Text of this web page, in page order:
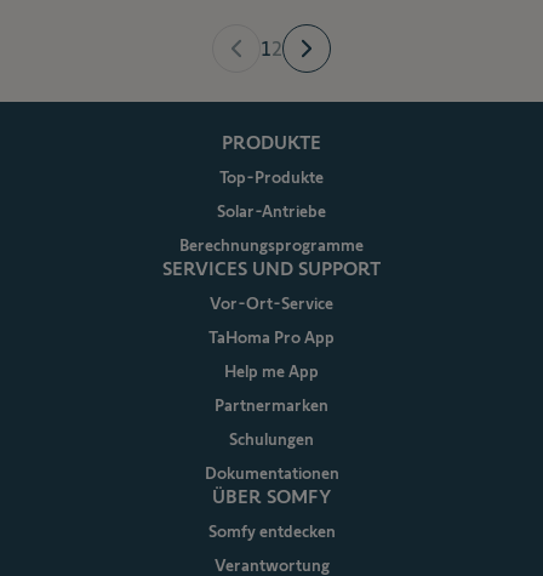
12
PRODUKTE
Top-Produkte
Solar-Antriebe
Berechnungsprogramme
SERVICES UND SUPPORT
Vor-Ort-Service
TaHoma Pro App
Help me App
Partnermarken
Schulungen
Dokumentationen
ÜBER SOMFY
Somfy entdecken
Verantwortung